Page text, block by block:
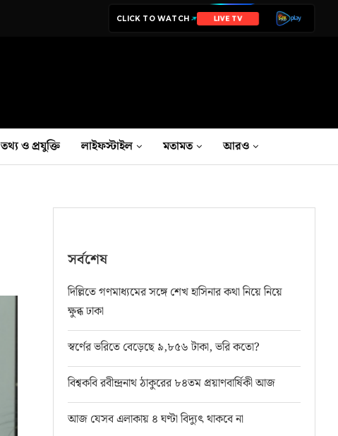
CLICK TO WATCH NEWS
তথ‍্য ও প্রযুক্তি লাইফস্টাইল মতামত আরও
সর্বশেষ
দিল্লিতে গণমাধ্যমের সঙ্গে শেখ হাসিনার কথা নিয়ে নিয়ে
ক্ষুব্ধ ঢাকা
স্বর্ণের ভরিতে বেড়েছে ৯,৮৫৬ টাকা, ভরি কতো?
বিশ্বকবি রবীন্দ্রনাথ ঠাকুরের ৮৪তম প্রয়াণবার্ষিকী আজ
আজ যেসব এলাকায় ৪ ঘণ্টা বিদ্যুৎ থাকবে না